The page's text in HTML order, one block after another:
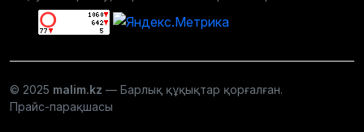
© 2025 malim.kz — Барлық құқықтар қорғалған.
Прайс-парақшасы